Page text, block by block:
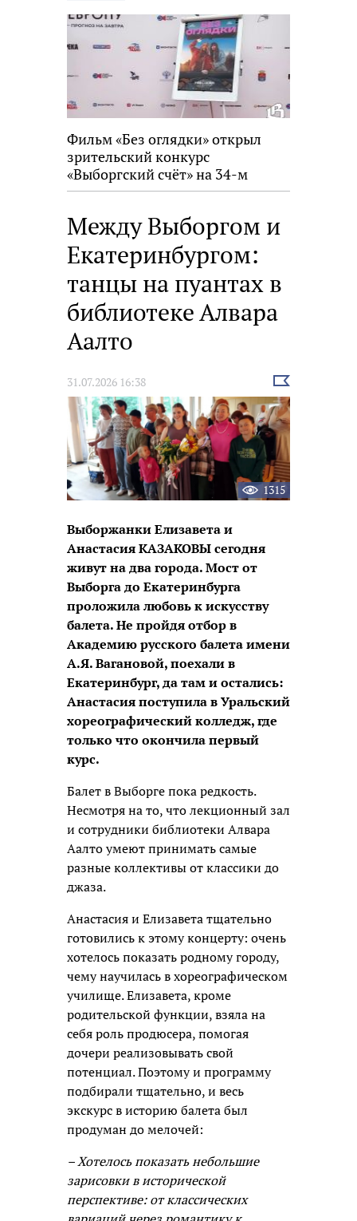
Фильм «Без оглядки» открыл
зрительский конкурс
«Выборгский счёт» на 34-м
фестивале «Окно в Европу»
Между Выборгом и
Екатеринбургом:
танцы на пуантах в
библиотеке Алвара
Аалто
31.07.2026 16:38
Выбрать
новость
1315
Выборжанки Елизавета и
Анастасия КАЗАКОВЫ сегодня
живут на два города. Мост от
Выборга до Екатеринбурга
проложила любовь к искусству
балета. Не пройдя отбор в
Академию русского балета имени
А.Я. Вагановой, поехали в
Екатеринбург, да там и остались:
Анастасия поступила в Уральский
хореографический колледж, где
только что окончила первый
курс.
Балет в Выборге пока редкость.
Несмотря на то, что лекционный зал
и сотрудники библиотеки Алвара
Аалто умеют принимать самые
разные коллективы от классики до
джаза.
Анастасия и Елизавета тщательно
готовились к этому концерту: очень
хотелось показать родному городу,
чему научилась в хореографическом
училище. Елизавета, кроме
родительской функции, взяла на
себя роль продюсера, помогая
дочери реализовывать свой
потенциал. Поэтому и программу
подбирали тщательно, и весь
экскурс в историю балета был
продуман до мелочей:
– Хотелось показать небольшие
зарисовки в исторической
перспективе: от классических